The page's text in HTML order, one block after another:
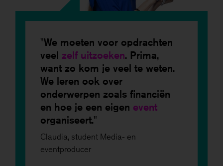
We moeten voor opdrachten
veel zelf uitzoeken. Prima,
want zo kom je veel te weten.
We leren ook over
onderwerpen zoals financiën
en hoe je een eigen event
organiseert.
Claudia, student Media- en
eventproducer